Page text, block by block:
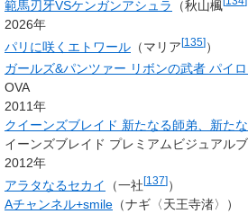
範馬刃牙VSケンガンアシュラ
（秋山楓
2026年
パリに咲くエトワール （マリア[135]）
ガールズ&パンツァー リボンの武者 パイ
OVA
2011年
クイーンズブレイド 新たなる師弟、新た
イーンズブレイド プレミアムビジュアルブ
2012年
アラタなるセカイ
（一社[137]）
Aチャンネル+smile （ナギ 〈天王寺渚〉）